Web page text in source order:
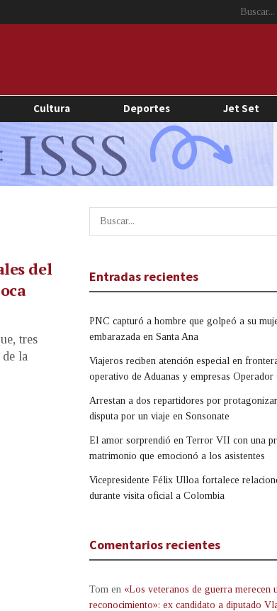
Cultura Deportes Jet Set
del
tres
la
Entradas recientes
PNC capturó a hombre que golpeó a su
embarazada en Santa Ana
Viajeros reciben atención especial en
operativo de Aduanas y empresas Operador
Arrestan a dos repartidores por
disputa por un viaje en Sonsonate
El amor sorprendió en Terror VII con una
matrimonio que emocionó a los asistentes
Vicepresidente Félix Ulloa fortalece
durante visita oficial a Colombia
Comentarios recientes
Tom en «Los veteranos de guerra merecen
reconocimiento»: ex candidato a diputado